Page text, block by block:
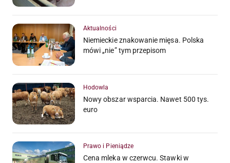
Aktualności
Niemieckie znakowanie mięsa. Polska
mówi „nie” tym przepisom
Hodowla
Nowy obszar wsparcia. Nawet 500 tys.
euro
Prawo i Pieniądze
Cena mleka w czerwcu. Stawki w